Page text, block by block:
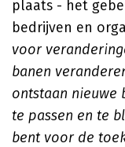
plaats - het
bedrijven en
voor
banen
ontstaan nieuwe
te passen en te
bent voor de